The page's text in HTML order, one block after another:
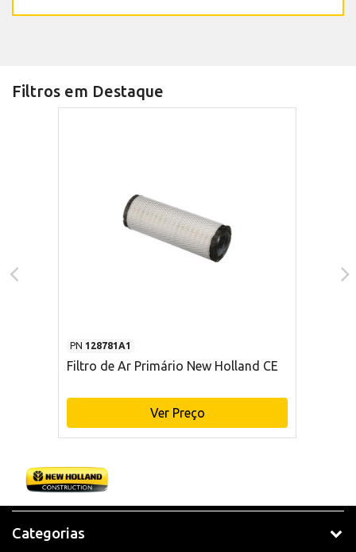
Filtros em Destaque
PN 128781A1
Filtro de Ar Primário New Holland CE
Ver Preço
Categorias